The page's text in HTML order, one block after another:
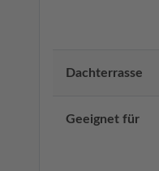
Dachterrasse
Geeignet für